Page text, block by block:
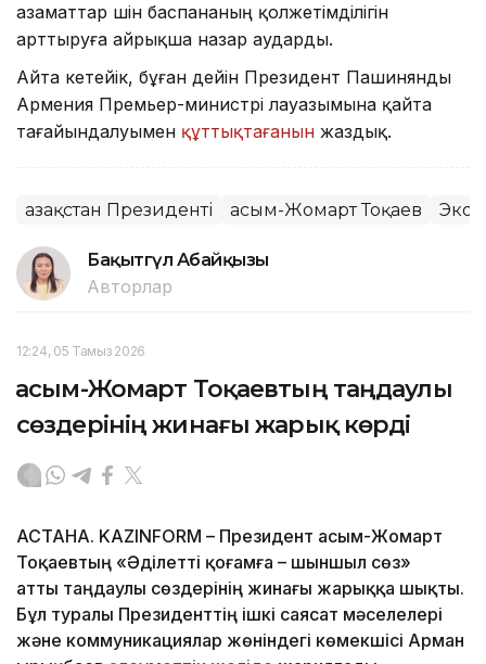
азаматтар үшін баспананың қолжетімділігін
арттыруға айрықша назар аударды.
Айта кетейік, бұған дейін Президент Пашинянды
Армения Премьер-министрі лауазымына қайта
тағайындалуымен құттықтағанын жаздық.
Қазақстан Президенті Қасым-Жомарт Тоқаев
Бақытгүл Абайқызы
Авторлар
12:24, 05 Тамыз 2026
Қасым-Жомарт Тоқаевтың таңдаулы
сөздерінің жинағы жарық көрді
АСТАНА. KAZINFORM – Президент Қасым-Жомарт
Тоқаевтың «Әділетті қоғамға – шыншыл сөз»
атты таңдаулы сөздерінің жинағы жарыққа шықты.
Бұл туралы Президенттің ішкі саясат мәселелері
және коммуникациялар жөніндегі көмекшісі Арман